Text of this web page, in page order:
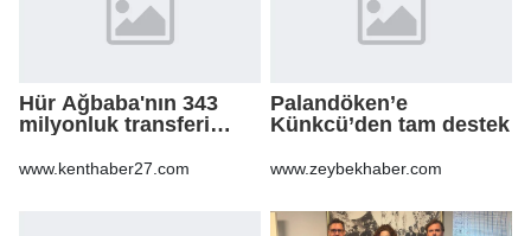
Hür Ağbaba'nın 343
milyonluk transferi
Ağbaba'ya milyonlar
www.kenthaber27.com
Palandöken’e
Künkcü’den tam destek
www.zeybekhaber.com